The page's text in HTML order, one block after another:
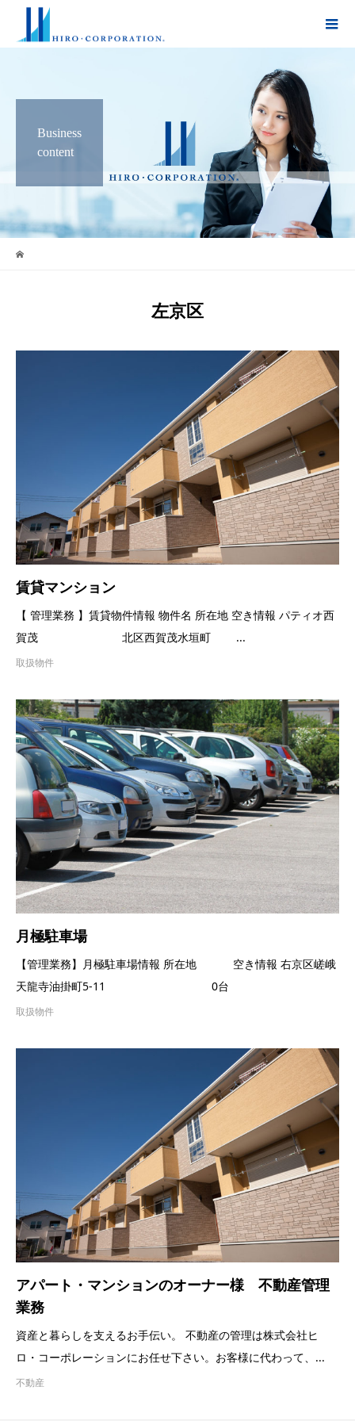
Business
content
左京区
賃貸マンション
【 管理業務 】賃貸物件情報 物件名 所在地 空き情報 パティオ西
賀茂 北区西賀茂水垣町 ...
取扱物件
月極駐車場
【管理業務】月極駐車場情報 所在地 空き情報 右京区嵯峨
天龍寺油掛町5-11 0台
取扱物件
アパート・マンションのオーナー様 不動産管理
業務
資産と暮らしを支えるお手伝い。 不動産の管理は株式会社ヒ
ロ・コーポレーションにお任せ下さい。お客様に代わって、...
不動産